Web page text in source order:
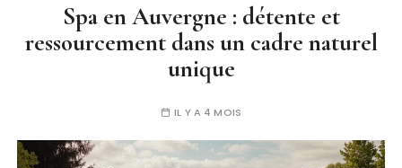
Spa en Auvergne : détente et
ressourcement dans un cadre naturel
unique
IL Y A 4 MOIS